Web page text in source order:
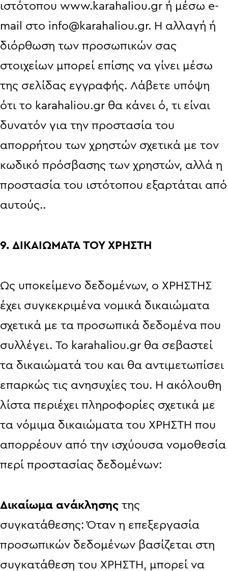
ιστότοπου www.karahaliou.gr ή μέσω e-
mail στο info@karahaliou.gr. Η αλλαγή ή
διόρθωση των προσωπικών σας
στοιχείων μπορεί επίσης να γίνει μέσω
της σελίδας εγγραφής. Λάβετε υπόψη
ότι το karahaliou.gr θα κάνει ό, τι είναι
δυνατόν για την προστασία του
απορρήτου των χρηστών σχετικά με τον
κωδικό πρόσβασης των χρηστών, αλλά η
προστασία του ιστότοπου εξαρτάται από
αυτούς..
9. ΔΙΚΑΙΩΜΑΤΑ ΤΟΥ ΧΡΗΣΤΗ
Ως υποκείμενο δεδομένων, ο ΧΡΗΣΤΗΣ
έχει συγκεκριμένα νομικά δικαιώματα
σχετικά με τα προσωπικά δεδομένα που
συλλέγει. Το karahaliou.gr θα σεβαστεί
τα δικαιώματά του και θα αντιμετωπίσει
επαρκώς τις ανησυχίες του. Η ακόλουθη
λίστα περιέχει πληροφορίες σχετικά με
τα νόμιμα δικαιώματα του ΧΡΗΣΤΗ που
απορρέουν από την ισχύουσα νομοθεσία
περί προστασίας δεδομένων:
Δικαίωμα ανάκλησης της
συγκατάθεσης: Όταν η επεξεργασία
προσωπικών δεδομένων βασίζεται στη
συγκατάθεση του ΧΡΗΣΤΗ, μπορεί να